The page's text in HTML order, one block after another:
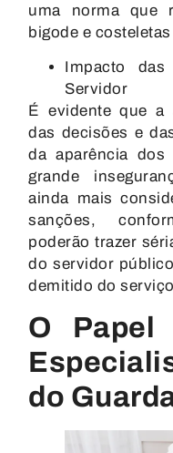
uma norma que
bigode e
Impacto
Servidor
É evidente que a
das decisões e
da aparência dos
grande
ainda mais
sanções,
poderão trazer
do servidor
demitido do
O Papel
do